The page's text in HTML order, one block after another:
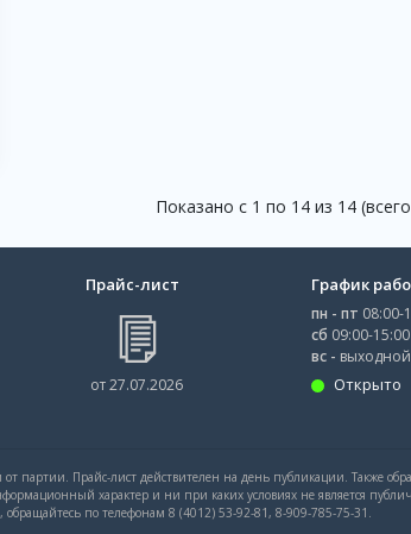
Показано с 1 по 14 из 14
Прайс-лист
от 27.07.2026
График
пн - пт 08:00-
сб 09:00-15:00
вс - выходной
Открыто
партии. Прайс-лист действителен на день публикации. Также
характер и ни при каких условиях не является
по телефонам 8 (4012) 53-92-81, 8-909-785-75-31.